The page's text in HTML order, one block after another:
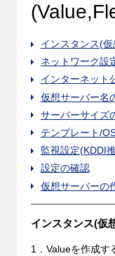
インスタンス(
ネットワーク設
インターネット
仮想サーバー名
サーバーサイズ
テンプレート/
監視設定(KDDI
設定の確認
仮想サーバーの
インスタンス(仮
1．Valueを作成す